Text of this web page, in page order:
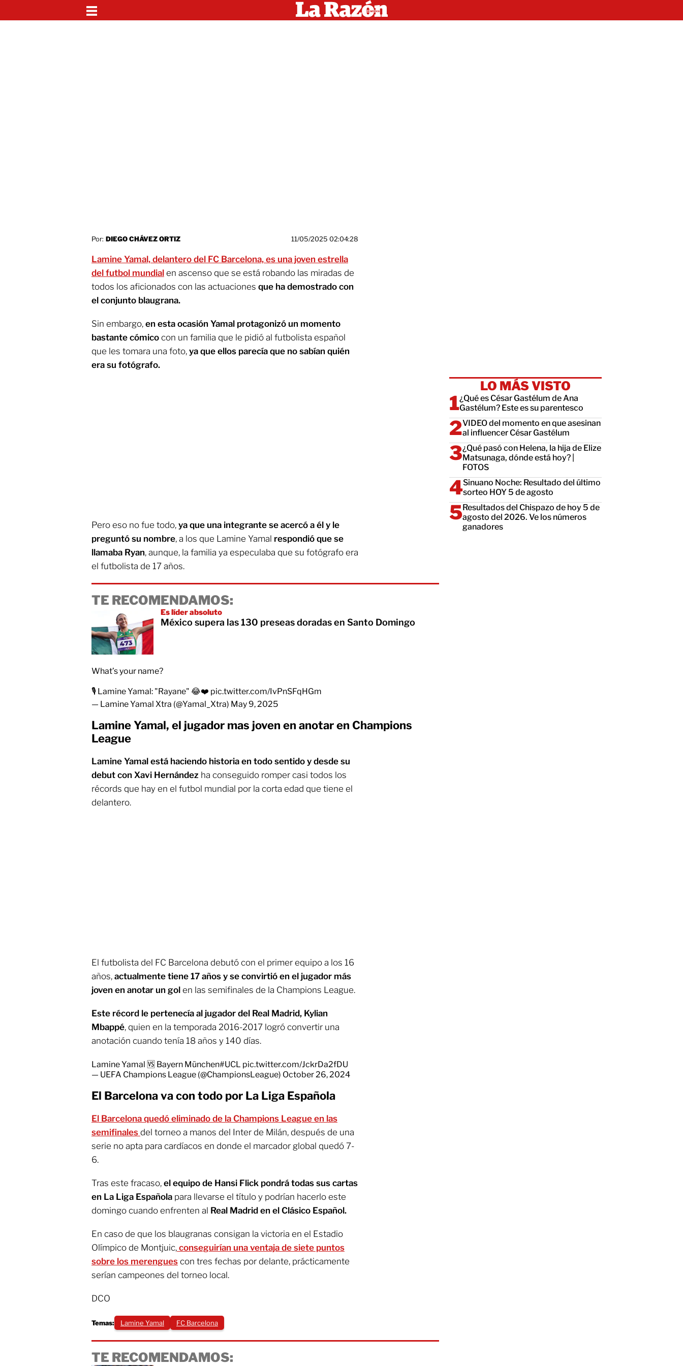
Por: DIEGO CHÁVEZ ORTIZ 11/05/2025 02:04:28
Lamine Yamal, delantero del FC Barcelona, es una joven estrella
del futbol mundial en ascenso que se está robando las miradas de
todos los aficionados con las actuaciones que ha demostrado con
el conjunto blaugrana.
Sin embargo, en esta ocasión Yamal protagonizó un momento
bastante cómico con un familia que le pidió al futbolista español
que les tomara una foto, ya que ellos parecía que no sabían quién
era su fotógrafo.
Pero eso no fue todo, ya que una integrante se acercó a él y le
preguntó su nombre, a los que Lamine Yamal respondió que se
llamaba Ryan, aunque, la familia ya especulaba que su fotógrafo era
el futbolista de 17 años.
TE RECOMENDAMOS:
Es líder absoluto
México supera las 130 preseas doradas en Santo Domingo
What’s your name?
🎙️ Lamine Yamal: "Rayane" 😂❤️ pic.twitter.com/IvPnSFqHGm
— Lamine Yamal Xtra (@Yamal_Xtra) May 9, 2025
Lamine Yamal, el jugador mas joven en anotar en Champions
League
Lamine Yamal está haciendo historia en todo sentido y desde su
debut con Xavi Hernández ha conseguido romper casi todos los
récords que hay en el futbol mundial por la corta edad que tiene el
delantero.
El futbolista del FC Barcelona debutó con el primer equipo a los 16
años, actualmente tiene 17 años y se convirtió en el jugador más
joven en anotar un gol en las semifinales de la Champions League.
Este récord le pertenecía al jugador del Real Madrid, Kylian
Mbappé, quien en la temporada 2016-2017 logró convertir una
anotación cuando tenía 18 años y 140 días.
Lamine Yamal 🆚 Bayern München#UCL pic.twitter.com/JckrDa2fDU
— UEFA Champions League (@ChampionsLeague) October 26, 2024
El Barcelona va con todo por La Liga Española
El Barcelona quedó eliminado de la Champions League en las
semifinales del torneo a manos del Inter de Milán, después de una
serie no apta para cardíacos en donde el marcador global quedó 7-
6.
Tras este fracaso, el equipo de Hansi Flick pondrá todas sus cartas
en La Liga Española para llevarse el título y podrían hacerlo este
domingo cuando enfrenten al Real Madrid en el Clásico Español.
En caso de que los blaugranas consigan la victoria en el Estadio
Olímpico de Montjuic, conseguirían una ventaja de siete puntos
sobre los merengues con tres fechas por delante, prácticamente
serían campeones del torneo local.
DCO
Temas: Lamine Yamal FC Barcelona
TE RECOMENDAMOS:
LO MÁS VISTO
¿Qué es César Gastélum de Ana
Gastélum? Este es su parentesco
VIDEO del momento en que asesinan
al influencer César Gastélum
¿Qué pasó con Helena, la hija de Elize
Matsunaga, dónde está hoy? |
FOTOS
Sinuano Noche: Resultado del último
sorteo HOY 5 de agosto
Resultados del Chispazo de hoy 5 de
agosto del 2026. Ve los números
ganadores